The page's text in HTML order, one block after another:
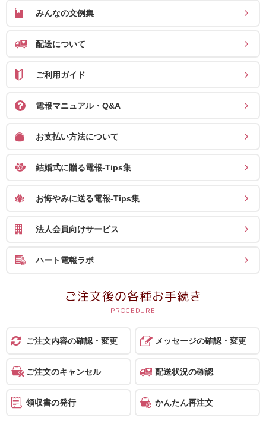
みんなの文例集
配送について
ご利用ガイド
電報マニュアル・Q&A
お支払い方法について
結婚式に贈る電報-Tips集
お悔やみに送る電報-Tips集
法人会員向けサービス
ハート電報ラボ
ご注文後の各種お手続き
ご注文内容の確認・変更 メッセージの確認・変更
ご注文のキャンセル 配送状況の確認
領収書の発行 かんたん再注文